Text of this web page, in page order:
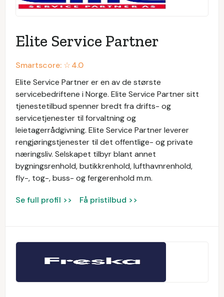
Elite Service Partner
Smartscore: ☆4.0
Elite Service Partner er en av de største
servicebedriftene i Norge. Elite Service Partner sitt
tjenestetilbud spenner bredt fra drifts- og
servicetjenester til forvaltning og
leietagerrådgivning. Elite Service Partner leverer
rengjøringstjenester til det offentlige- og private
næringsliv. Selskapet tilbyr blant annet
bygningsrenhold, butikkrenhold, lufthavnrenhold,
fly-, tog-, buss- og fergerenhold m.m.
Se full profil >> Få pristilbud >>